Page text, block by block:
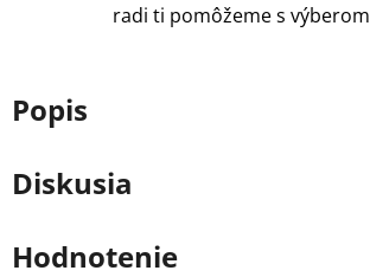
radi ti pomôžeme s výberom
Popis
Diskusia
Hodnotenie